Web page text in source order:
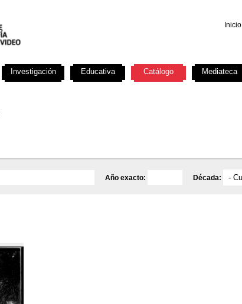
Inicio
Año exacto: Década:
Investigación Educativa Catálogo Mediateca